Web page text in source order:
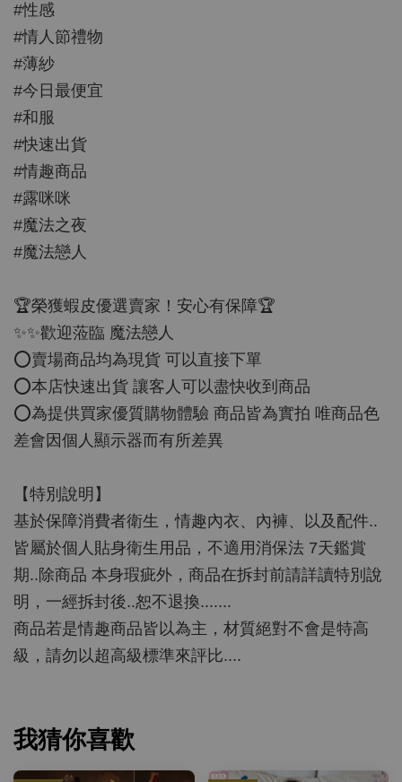
#性感
#情人節禮物
#薄紗
#今日最便宜
#和服
#快速出貨
#情趣商品
#露咪咪
#魔法之夜
#魔法戀人
🏆榮獲蝦皮優選賣家！安心有保障🏆
✨✨歡迎蒞臨 魔法戀人
⭕️賣場商品均為現貨 可以直接下單
⭕️本店快速出貨 讓客人可以盡快收到商品
⭕️為提供買家優質購物體驗 商品皆為實拍 唯商品色
差會因個人顯示器而有所差異
【特別說明】
基於保障消費者衛生，情趣內衣、內褲、以及配件..
皆屬於個人貼身衛生用品，不適用消保法 7天鑑賞
期..除商品 本身瑕疵外，商品在拆封前請詳讀特別說
明，一經拆封後..恕不退換.......
商品若是情趣商品皆以為主，材質絕對不會是特高
級，請勿以超高級標準來評比....
我猜你喜歡